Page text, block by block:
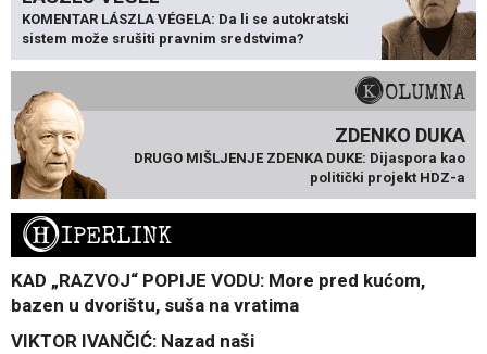
KOMENTAR LÁSZLA VÉGELA: Da li se autokratski
sistem može srušiti pravnim sredstvima?
KOLUMNA
ZDENKO DUKA
DRUGO MIŠLJENJE ZDENKA DUKE: Dijaspora kao
politički projekt HDZ-a
HIPERLINK
KAD „RAZVOJ“ POPIJE VODU: More pred kućom,
bazen u dvorištu, suša na vratima
VIKTOR IVANČIĆ: Nazad naši